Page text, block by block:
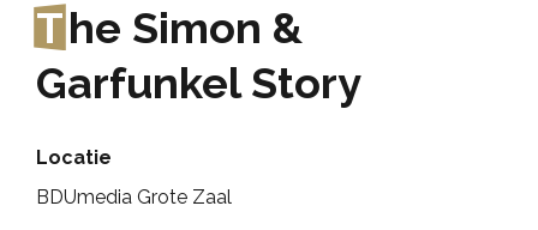
The Simon &
Garfunkel Story
Locatie
BDUmedia Grote Zaal